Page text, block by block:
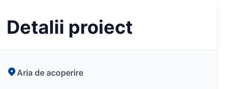
Detalii proiect
Aria de acoperire